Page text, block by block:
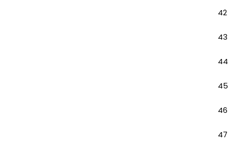
42
43
44
45
46
47